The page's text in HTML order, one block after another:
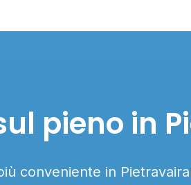
pieno in
conveniente in